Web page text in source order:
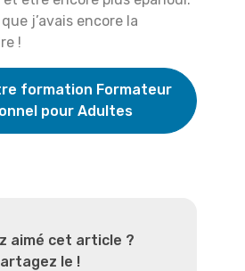
j’avais encore la
!
formation Formateur
pour Adultes
aimé cet article ?
le !